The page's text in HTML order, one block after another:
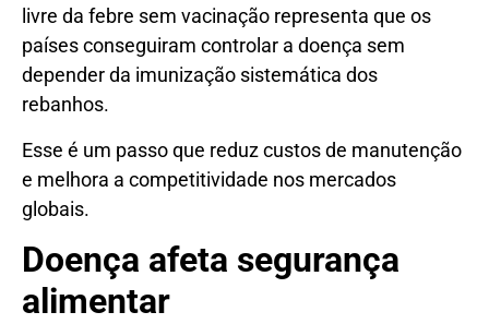
livre da febre sem vacinação representa que os
países conseguiram controlar a doença sem
depender da imunização sistemática dos
rebanhos.
Esse é um passo que reduz custos de manutenção
e melhora a competitividade nos mercados
globais.
Doença afeta segurança
alimentar